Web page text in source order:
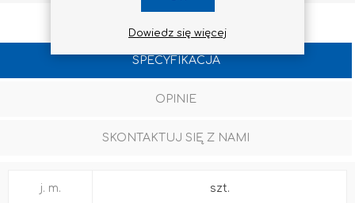
SPECYFIKACJA
OPINIE
SKONTAKTUJ SIĘ Z NAMI
j. m. szt.
Dowiedz się więcej